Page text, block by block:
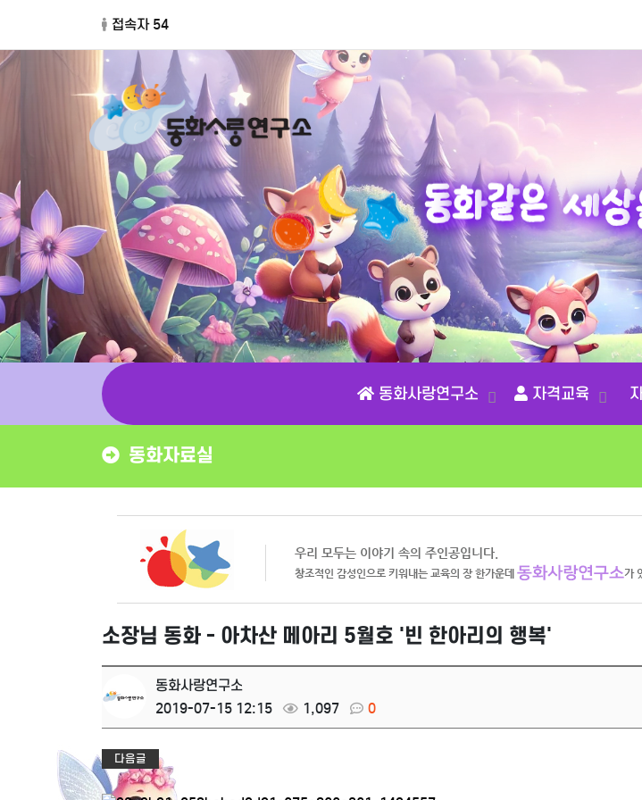
접속자 54
동화같은 세상
동화사랑연구소 자격교육
동화자료실
소장님 동화 - 아차산 메아리 5월호 '빈 한아리의 행복'
동화사랑연구소
2019-07-15 12:15
1,097 0
다음글